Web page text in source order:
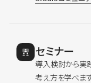
セミナー
導入検討から実
考え方を学べます